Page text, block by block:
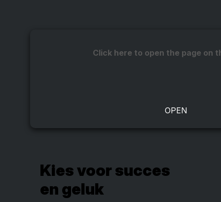
Click here to open the page on
Kies voor succes
en geluk